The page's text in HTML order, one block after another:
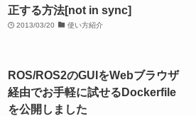
正する方法[not in sync]
2013/03/20 使い方紹介
ROS/ROS2のGUIをWebブラウザ
経由でお手軽に試せるDockerfile
を公開しました